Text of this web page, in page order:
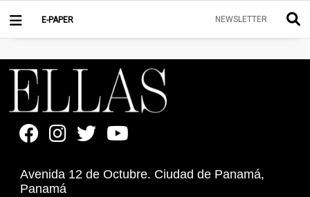
E-PAPER NEWSLETTER
Avenida 12 de Octubre. Ciudad de Panamá,
Panamá